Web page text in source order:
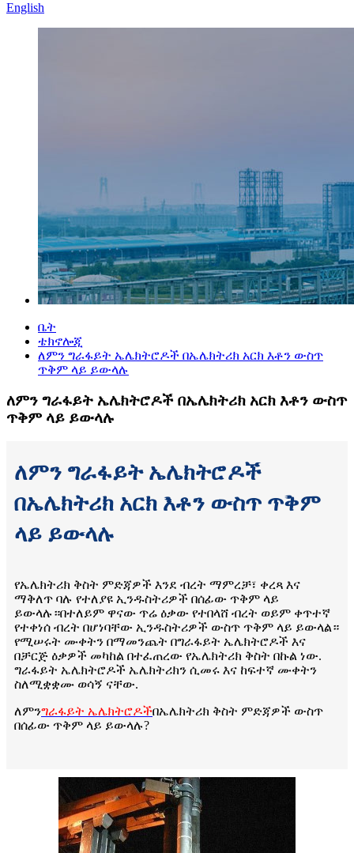
English
ቤት
ቴክኖሎጂ
ለምን ግራፋይት ኤሌክትሮዶች በኤሌክትሪክ አርክ እቶን ውስጥ
ጥቅም ላይ ይውላሉ
ለምን ግራፋይት ኤሌክትሮዶች በኤሌክትሪክ አርክ እቶን ውስጥ
ጥቅም ላይ ይውላሉ
ለምን ግራፋይት ኤሌክትሮዶች
በኤሌክትሪክ አርክ እቶን ውስጥ ጥቅም
ላይ ይውላሉ
የኤሌክትሪክ ቅስት ምድጃዎች እንደ ብረት ማምረቻ፣ ቀረጻ እና
ማቅለጥ ባሉ የተለያዩ ኢንዱስትሪዎች በሰፊው ጥቅም ላይ
ይውላሉ።በተለይም ዋናው ጥሬ ዕቃው የተበላሸ ብረት ወይም ቀጥተኛ
የተቀነሰ ብረት በሆነባቸው ኢንዱስትሪዎች ውስጥ ጥቅም ላይ ይውላል።
የሚሠሩት ሙቀትን በማመንጨት በግራፋይት ኤሌክትሮዶች እና
በቻርጅ ዕቃዎች መካከል በተፈጠረው የኤሌክትሪክ ቅስት በኩል ነው.
ግራፋይት ኤሌክትሮዶች ኤሌክትሪክን ሲመሩ እና ከፍተኛ ሙቀትን
ስለሚቋቋሙ ወሳኝ ናቸው.
ለምንግራፋይት ኤሌክትሮዶችበኤሌክትሪክ ቅስት ምድጃዎች ውስጥ
በሰፊው ጥቅም ላይ ይውላሉ?